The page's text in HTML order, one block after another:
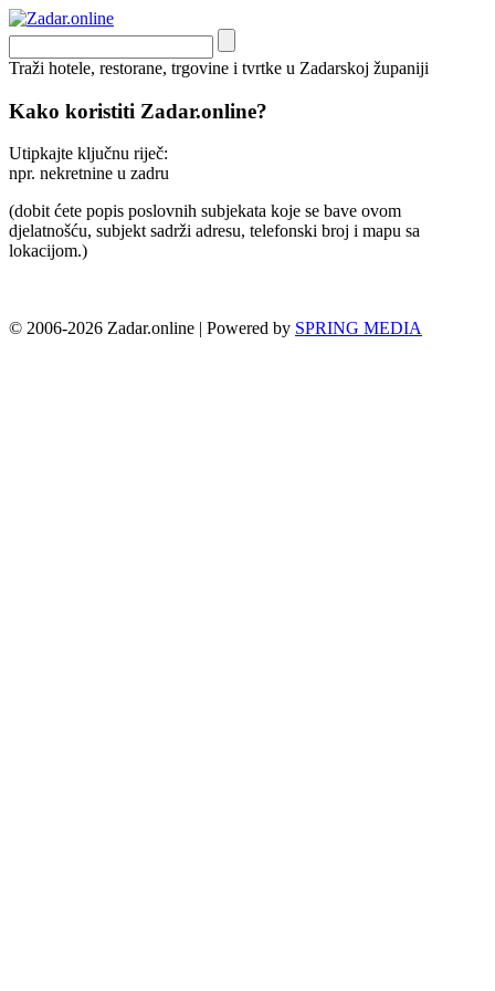
Traži hotele, restorane, trgovine i tvrtke u Zadarskoj županiji
Kako koristiti Zadar.online?
Utipkajte ključnu riječ:
npr. nekretnine u zadru
(dobit ćete popis poslovnih subjekata koje se bave ovom
djelatnošću, subjekt sadrži adresu, telefonski broj i mapu sa
lokacijom.)
© 2006-2026 Zadar.online | Powered by SPRING MEDIA